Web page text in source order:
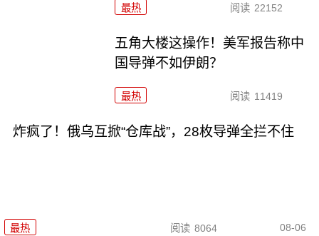
最热 阅读 22152
五角大楼这操作！美军报告称中
国导弹不如伊朗？
最热 阅读 11419
炸疯了！俄乌互掀“仓库战”，28枚导弹全拦不住
最热 阅读 8064 08-06